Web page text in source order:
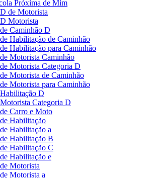
Próxima de Mim
de Motorista
Motorista
Caminhão D
Habilitação de Caminhão
Habilitação para Caminhão
Motorista Caminhão
Motorista Categoria D
Motorista de Caminhão
Motorista para Caminhão
D
Categoria D
Carro e Moto
Habilitação
Habilitação a
Habilitação B
Habilitação C
Habilitação e
Motorista
Motorista a